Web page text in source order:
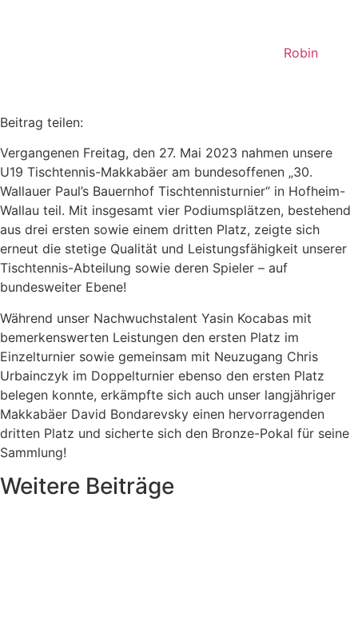
Robin
Beitrag teilen:
Vergangenen Freitag, den 27. Mai 2023 nahmen unsere
U19 Tischtennis-Makkabäer am bundesoffenen „30.
Wallauer Paul’s Bauernhof Tischtennisturnier“ in Hofheim-
Wallau teil. Mit insgesamt vier Podiumsplätzen, bestehend
aus drei ersten sowie einem dritten Platz, zeigte sich
erneut die stetige Qualität und Leistungsfähigkeit unserer
Tischtennis-Abteilung sowie deren Spieler – auf
bundesweiter Ebene!
Während unser Nachwuchstalent Yasin Kocabas mit
bemerkenswerten Leistungen den ersten Platz im
Einzelturnier sowie gemeinsam mit Neuzugang Chris
Urbainczyk im Doppelturnier ebenso den ersten Platz
belegen konnte, erkämpfte sich auch unser langjähriger
Makkabäer David Bondarevsky einen hervorragenden
dritten Platz und sicherte sich den Bronze-Pokal für seine
Sammlung!
Weitere Beiträge